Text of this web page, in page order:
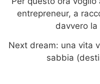
entrepreneur, a
davvero
Next dream: una vita
sabbia